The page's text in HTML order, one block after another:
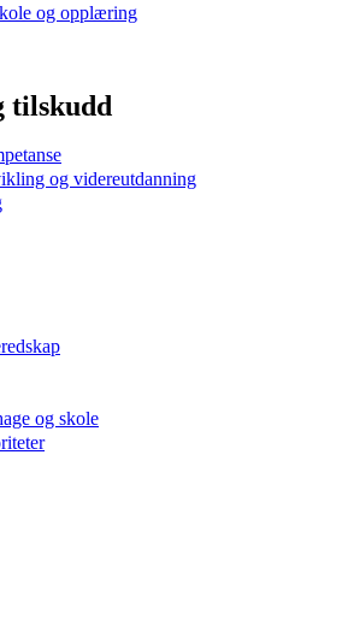
og opplæring
tilskudd
og videreutdanning
og skole